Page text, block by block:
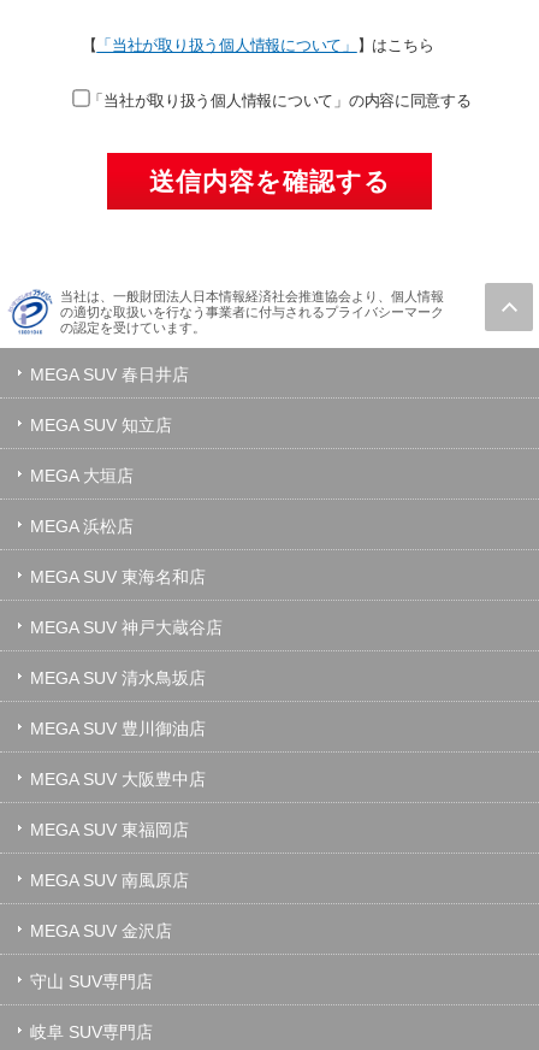
【 「当社が取り扱う個人情報について」 】はこちら
「当社が取り扱う個人情報について」の内容に同意する
当社は、一般財団法人日本情報経済社会推進協会より、個人情報
の適切な取扱いを行なう事業者に付与されるプライバシーマーク
の認定を受けています。
MEGA SUV 春日井店
MEGA SUV 知立店
MEGA 大垣店
MEGA 浜松店
MEGA SUV 東海名和店
MEGA SUV 神戸大蔵谷店
MEGA SUV 清水鳥坂店
MEGA SUV 豊川御油店
MEGA SUV 大阪豊中店
MEGA SUV 東福岡店
MEGA SUV 南風原店
MEGA SUV 金沢店
守山 SUV専門店
岐阜 SUV専門店